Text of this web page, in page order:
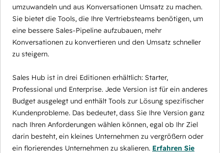
umzuwandeln und aus Konversationen Umsatz zu machen.
Sie bietet die Tools, die Ihre Vertriebsteams benötigen, um
eine bessere Sales-Pipeline aufzubauen, mehr
Konversationen zu konvertieren und den Umsatz schneller
zu steigern.
Sales Hub ist in drei Editionen erhältlich: Starter,
Professional und Enterprise. Jede Version ist für ein anderes
Budget ausgelegt und enthält Tools zur Lösung spezifischer
Kundenprobleme. Das bedeutet, dass Sie Ihre Version ganz
nach Ihren Anforderungen wählen können, egal ob Ihr Ziel
darin besteht, ein kleines Unternehmen zu vergrößern oder
ein florierendes Unternehmen zu skalieren. Erfahren Sie